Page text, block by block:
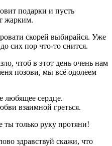
подарки и пусть
жарким.
скорей выбирайся. Уже
сих пор что-то снится.
чтоб в этот день очень нам
позови, мы всё одолеем
любящее сердце.
взаимной греться.
ты только руку протяни!
здравствуй скажи, что